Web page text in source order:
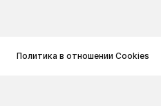
Политика в отношении Cookies